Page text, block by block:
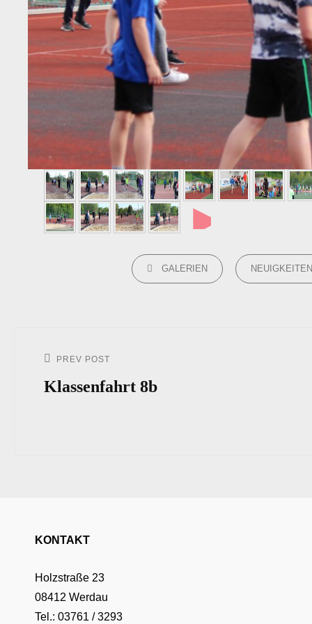
►
CATEGORIES
GALERIEN NEUIGKEITEN
Navigation
Previous
Post
PREV POST
Klassenfahrt 8b
KONTAKT
Holzstraße 23
08412 Werdau
Tel.: 03761 / 3293